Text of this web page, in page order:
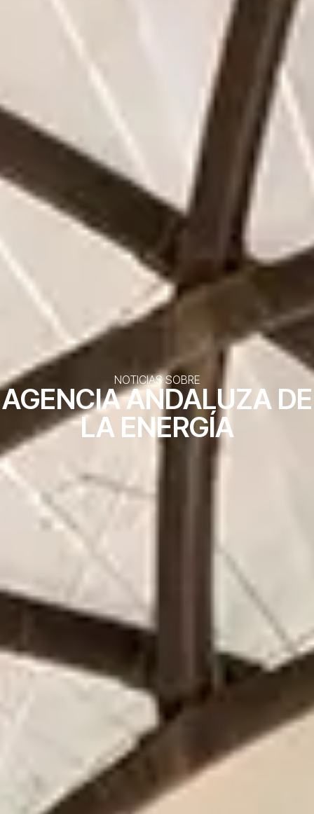
NOTICIAS SOBRE
AGENCIA ANDALUZA DE
LA ENERGÍA